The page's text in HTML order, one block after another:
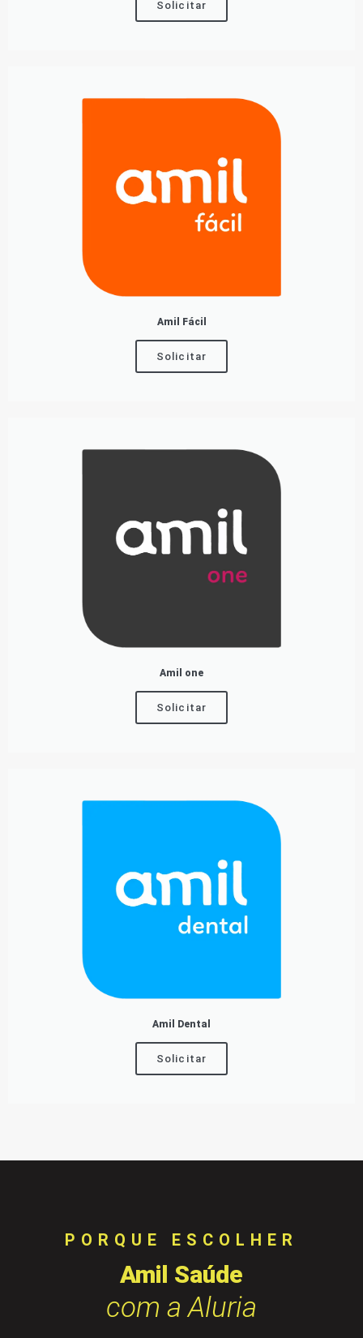
Solicitar
Amil Fácil
Solicitar
Amil one
Solicitar
Amil Dental
Solicitar
PORQUE ESCOLHER
Amil Saúde
com a Aluria